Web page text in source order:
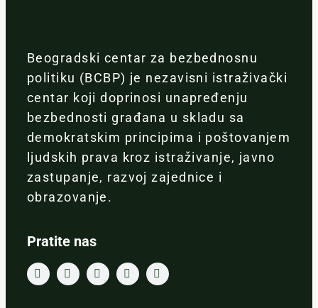
Beogradski centar za bezbednosnu
politiku (BCBP) je nezavisni istraživački
centar koji doprinosi unapređenju
bezbednosti građana u skladu sa
demokratskim principima i poštovanjem
ljudskih prava kroz istraživanje, javno
zastupanje, razvoj zajednice i
obrazovanje.
Pratite nas